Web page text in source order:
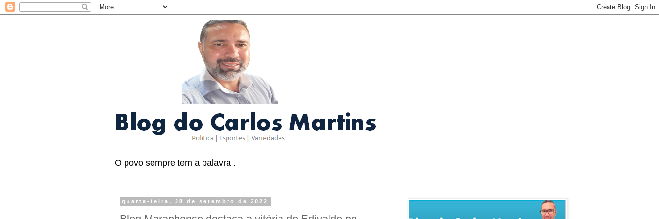
O povo sempre tem a palavra .
quarta-feira, 28 de setembro de 2022